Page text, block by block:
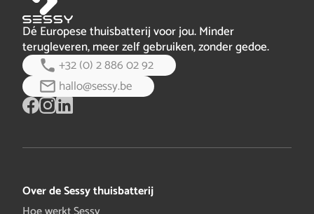
Dé Europese thuisbatterij voor jou. Minder
terugleveren, meer zelf gebruiken, zonder gedoe.
+32 (0) 2 886 02 92
hallo@sessy.be
Over de Sessy thuisbatterij